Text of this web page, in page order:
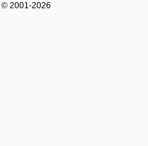
© 2001-2026